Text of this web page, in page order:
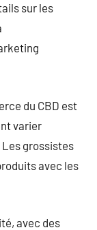
sur les
du CBD est
varier
Les grossistes
avec les
avec des